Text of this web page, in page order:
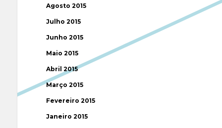
Agosto 2015
Julho 2015
Junho 2015
Maio 2015
Abril 2015
Março 2015
Fevereiro 2015
Janeiro 2015